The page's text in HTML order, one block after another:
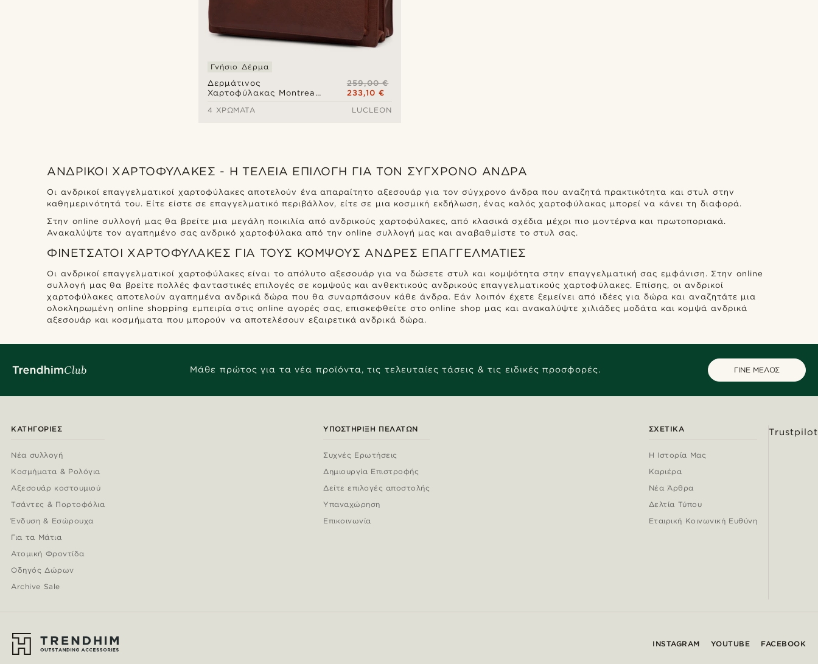
Δερμάτινος
Χαρτοφύλακας Montreal
Γνήσιο Δέρμα
259,00 €
233,10 €
4 ΧΡΏΜΑΤΑ
LUCLEON
ΑΝΔΡΙΚΟΊ ΧΑΡΤΟΦΎΛΑΚΕΣ - Η ΤΈΛΕΙΑ ΕΠΙΛΟΓΉ ΓΙΑ ΤΟΝ ΣΎΓΧΡΟΝΟ ΆΝΔΡΑ
Οι ανδρικοί επαγγελματικοί χαρτοφύλακες αποτελούν ένα απαραίτητο αξεσουάρ για τον σύγχρονο άνδρα που αναζητά πρακτικότητα και στυλ στην
καθημερινότητά του. Είτε είστε σε επαγγελματικό περιβάλλον, είτε σε μια κοσμική εκδήλωση, ένας καλός χαρτοφύλακας μπορεί να κάνει τη διαφορά.
Στην online συλλογή μας θα βρείτε μια μεγάλη ποικιλία από ανδρικούς χαρτοφύλακες, από κλασικά σχέδια μέχρι πιο μοντέρνα και πρωτοποριακά.
Ανακαλύψτε τον αγαπημένο σας ανδρικό χαρτοφύλακα από την online συλλογή μας και αναβαθμίστε το στυλ σας.
ΦΙΝΕΤΣΆΤΟΙ ΧΑΡΤΟΦΎΛΑΚΕΣ ΓΙΑ ΤΟΥΣ ΚΟΜΨΟΎΣ ΆΝΔΡΕΣ ΕΠΑΓΓΕΛΜΑΤΊΕΣ
Οι ανδρικοί επαγγελματικοί χαρτοφύλακες είναι το απόλυτο αξεσουάρ για να δώσετε στυλ και κομψότητα στην επαγγελματική σας εμφάνιση. Στην online
συλλογή μας θα βρείτε πολλές φανταστικές επιλογές σε κομψούς και ανθεκτικούς ανδρικούς επαγγελματικούς χαρτοφύλακες. Επίσης, οι ανδρικοί
χαρτοφύλακες αποτελούν αγαπημένα ανδρικά δώρα που θα συναρπάσουν κάθε άνδρα. Εάν λοιπόν έχετε ξεμείνει από ιδέες για δώρα και αναζητάτε μια
ολοκληρωμένη online shopping εμπειρία στις online αγορές σας, επισκεφθείτε στο online shop μας και ανακαλύψτε χιλιάδες μοδάτα και κομψά ανδρικά
αξεσουάρ και κοσμήματα που μπορούν να αποτελέσουν εξαιρετικά ανδρικά δώρα.
Μάθε πρώτος για τα νέα προϊόντα, τις τελευταίες τάσεις & τις ειδικές προσφορές. ΓΙΝΕ ΜΕΛΟΣ
ΚΑΤΗΓΟΡΊΕΣ
Νέα συλλογή
Κοσμήματα & Ρολόγια
Αξεσουάρ κοστουμιού
Τσάντες & Πορτοφόλια
Ένδυση & Εσώρουχα
Για τα Μάτια
Ατομική Φροντίδα
Οδηγός Δώρων
Archive Sale
ΥΠΟΣΤΉΡΙΞΗ ΠΕΛΑΤΏΝ
Συχνές Ερωτήσεις
Δημιουργία Επιστροφής
Δείτε επιλογές αποστολής
Υπαναχώρηση
Επικοινωνία
ΣΧΕΤΙΚΆ
Η Ιστορία Μας
Καριέρα
Νέα Άρθρα
Δελτία Τύπου
Εταιρική Κοινωνική Ευθύνη
Trustpilot
INSTAGRAM YOUTUBE FACEBOOK